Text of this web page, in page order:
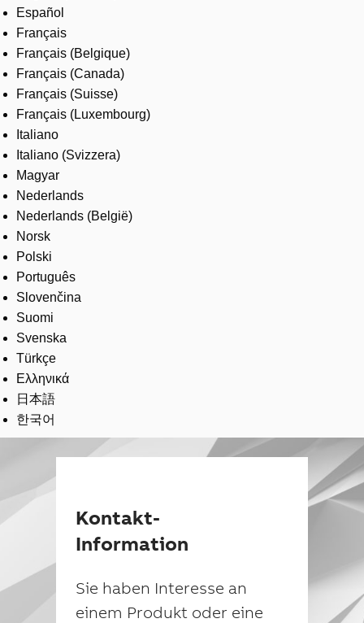
Español
Français
Français (Belgique)
Français (Canada)
Français (Suisse)
Français (Luxembourg)
Italiano
Italiano (Svizzera)
Magyar
Nederlands
Nederlands (België)
Norsk
Polski
Português
Slovenčina
Suomi
Svenska
Türkçe
Ελληνικά
日本語
한국어
Kontakt-
Information
Sie haben Interesse an
einem Produkt oder eine